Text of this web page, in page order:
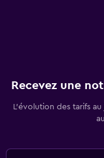
Recevez une
L’évolution des tarifs